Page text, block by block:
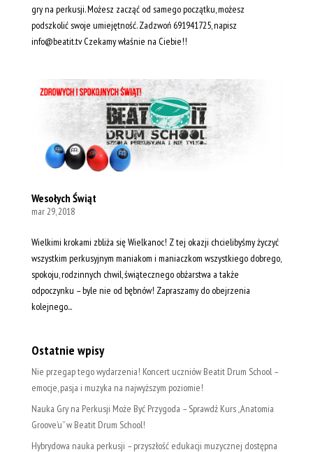
gry na perkusji. Możesz zacząć od samego początku, możesz
podszkolić swoje umiejętność. Zadzwoń 691941725, napisz
info@beatit.tv Czekamy właśnie na Ciebie!!
Wesołych Świąt
mar 29, 2018
Wielkimi krokami zbliża się Wielkanoc! Z tej okazji chcielibyśmy życzyć
wszystkim perkusyjnym maniakom i maniaczkom wszystkiego dobrego,
spokoju, rodzinnych chwil, świątecznego obżarstwa a także
odpoczynku – byle nie od bębnów! Zapraszamy do obejrzenia
kolejnego...
Ostatnie wpisy
Nie przegap tego wydarzenia! Koncert uczniów Beatit Drum School –
emocje, pasja i muzyka na najwyższym poziomie!
Nauka Gry na Perkusji Może Być Przygoda – Sprawdź Kurs „Anatomia
Groove’u” w Beatit Drum School!
Hybrydowa nauka perkusji – przyszłość edukacji muzycznej dostępna